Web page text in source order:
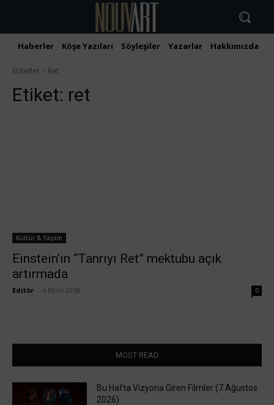
Haberler Köşe Yazıları Söyleşiler Yazarlar Hakkımızda
Etiketler Ret
Etiket: ret
Kültür & Yaşam
Einstein’ın “Tanrıyı Ret” mektubu açık
artırmada
Editör 4 Ekim 2018 0
MOST READ
Bu Hafta Vizyona Giren Filmler (7 Ağustos
2026)